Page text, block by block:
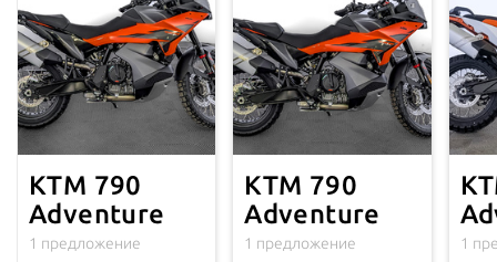
KTM 790
Adventure
1 предложение
KTM 790
Adventure
1 предложение 1